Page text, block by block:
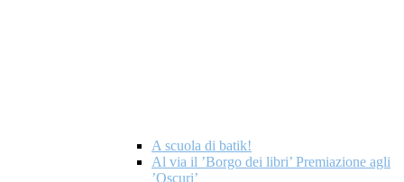
A scuola di batik!
Al via il ’Borgo dei libri’ Premiazione agli
’Oscuri’